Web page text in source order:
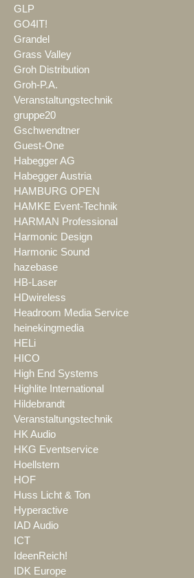
GLP
GO4IT!
Grandel
Grass Valley
Groh Distribution
Groh-P.A.
Veranstaltungstechnik
gruppe20
Gschwendtner
Guest-One
Habegger AG
Habegger Austria
HAMBURG OPEN
HAMKE Event-Technik
HARMAN Professional
Harmonic Design
Harmonic Sound
hazebase
HB-Laser
HDwireless
Headroom Media Service
heinekingmedia
HELi
HICO
High End Systems
Highlite International
Hildebrandt
Veranstaltungstechnik
HK Audio
HKG Eventservice
Hoellstern
HOF
Huss Licht & Ton
Hyperactive
IAD Audio
ICT
IdeenReich!
IDK Europe